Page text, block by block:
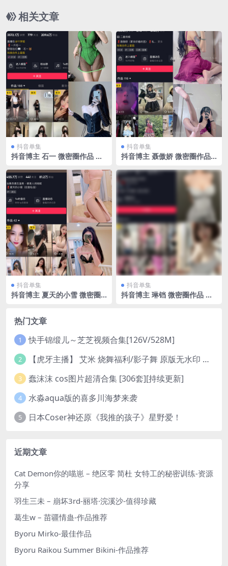
相关文章
抖音单集
抖音博主 石一 微密圈作品 N
3.9.22
抖音单集
抖音博主 聂傲娇 微密圈作品
至：2024.8.1
抖音单集
抖音博主 夏天的小雪 微密圈
抖音单集
抖音博主 琳铛 微密圈作品 N
热门文章
1 快手锦缎儿～芝芝视频合集[126V/528M]
2 【虎牙主播】 艾米 烧舞福利/影子舞 原版无水印 （1v/130m）
3 蠢沫沫 cos图片超清合集 [306套][持续更新]
4 水淼aqua版的喜多川海梦来袭
5 日本Coser神还原《我推的孩子》星野爱！
近期文章
Cat Demon你的喵崽 – 绝区零 简杜 女特工的秘密训练-资源
分享
羽生三未 – 崩坏3rd-丽塔·浣溪沙-值得珍藏
葛生w – 苗疆情蛊-作品推荐
Byoru Mirko-最佳作品
Byoru Raikou Summer Bikini-作品推荐